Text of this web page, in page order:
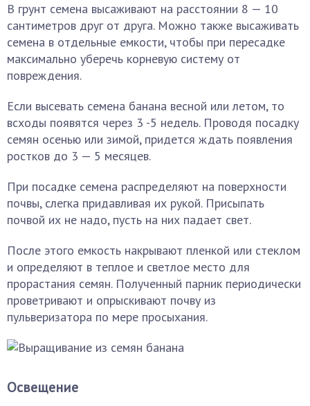
В грунт семена высаживают на расстоянии 8 — 10
сантиметров друг от друга. Можно также высаживать
семена в отдельные емкости, чтобы при пересадке
максимально уберечь корневую систему от
повреждения.
Если высевать семена банана весной или летом, то
всходы появятся через 3 -5 недель. Проводя посадку
семян осенью или зимой, придется ждать появления
ростков до 3 — 5 месяцев.
При посадке семена распределяют на поверхности
почвы, слегка придавливая их рукой. Присыпать
почвой их не надо, пусть на них падает свет.
После этого емкость накрывают пленкой или стеклом
и определяют в теплое и светлое место для
прорастания семян. Полученный парник периодически
проветривают и опрыскивают почву из
пульверизатора по мере просыхания.
Освещение